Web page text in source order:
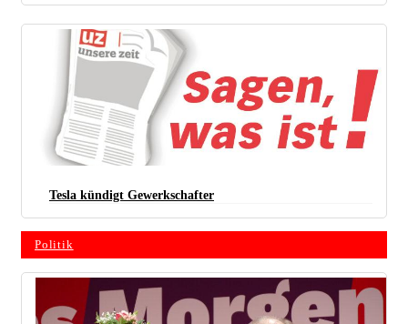
Tesla kündigt ­Gewerkschafter
Politik